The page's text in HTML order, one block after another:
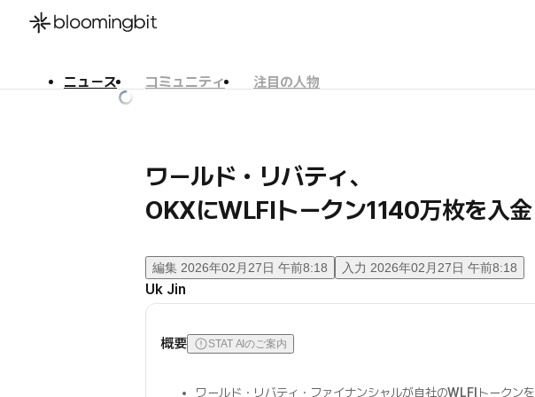
ニュース コミュニティ
注目の人物
ワールド・リバティ、
OKXにWLFIトークン1140万枚を入金
編集 2026年02月27日 午前8:18 入力 2026年02月27日 午前8:18
Uk Jin
概要 STAT AIのご案内
ワールド・リバティ・ファイナンシャルが自社のWLFI トークンを